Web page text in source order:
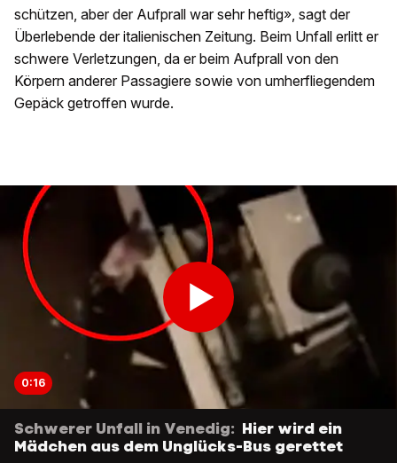
schützen, aber der Aufprall war sehr heftig», sagt der
Überlebende der italienischen Zeitung. Beim Unfall erlitt er
schwere Verletzungen, da er beim Aufprall von den
Körpern anderer Passagiere sowie von umherfliegendem
Gepäck getroffen wurde.
0:16
Schwerer Unfall in Venedig: Hier wird ein
Mädchen aus dem Unglücks-Bus gerettet